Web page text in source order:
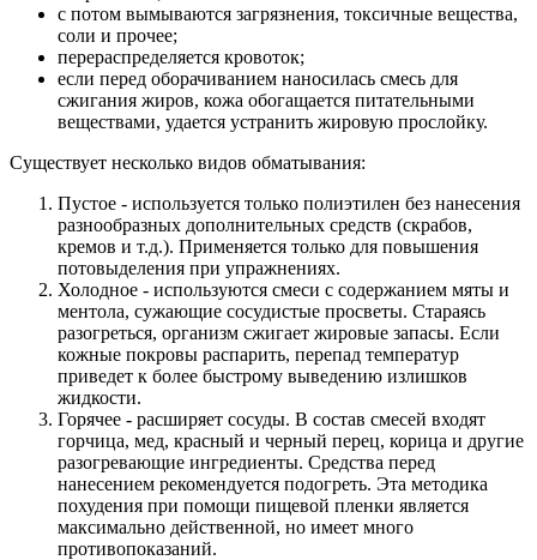
с потом вымываются загрязнения, токсичные вещества,
соли и прочее;
перераспределяется кровоток;
если перед оборачиванием наносилась смесь для
сжигания жиров, кожа обогащается питательными
веществами, удается устранить жировую прослойку.
Существует несколько видов обматывания:
Пустое - используется только полиэтилен без нанесения
разнообразных дополнительных средств (скрабов,
кремов и т.д.). Применяется только для повышения
потовыделения при упражнениях.
Холодное - используются смеси с содержанием мяты и
ментола, сужающие сосудистые просветы. Стараясь
разогреться, организм сжигает жировые запасы. Если
кожные покровы распарить, перепад температур
приведет к более быстрому выведению излишков
жидкости.
Горячее - расширяет сосуды. В состав смесей входят
горчица, мед, красный и черный перец, корица и другие
разогревающие ингредиенты. Средства перед
нанесением рекомендуется подогреть. Эта методика
похудения при помощи пищевой пленки является
максимально действенной, но имеет много
противопоказаний.